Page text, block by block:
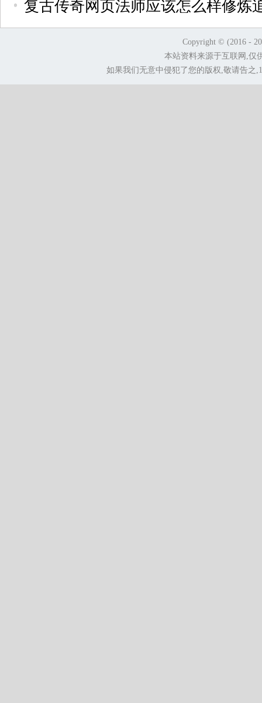
复古传奇网页法师应该怎么样修炼
Copyright © (2016 -
本站资料来源于互联网,仅
如果我们无意中侵犯了您的版权,敬请告之